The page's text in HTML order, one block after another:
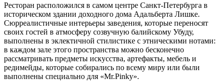
Ресторан расположился в самом центре Санкт-Петербурга в
историческом здании доходного дома Адальберта Лишке.
Сюрреалистичные интерьеры заведения, которые переносят
своих гостей в атмосферу созвучную балийскому Убуду,
выполнены в эклектичной стилистике с этническими нотами:
в каждом зале этого пространства можно бесконечно
рассматривать предметы искусства, артефакты, мебель и
редимейды, которые собирались по всему миру или были
выполнены специально для «Mr.Pinky».